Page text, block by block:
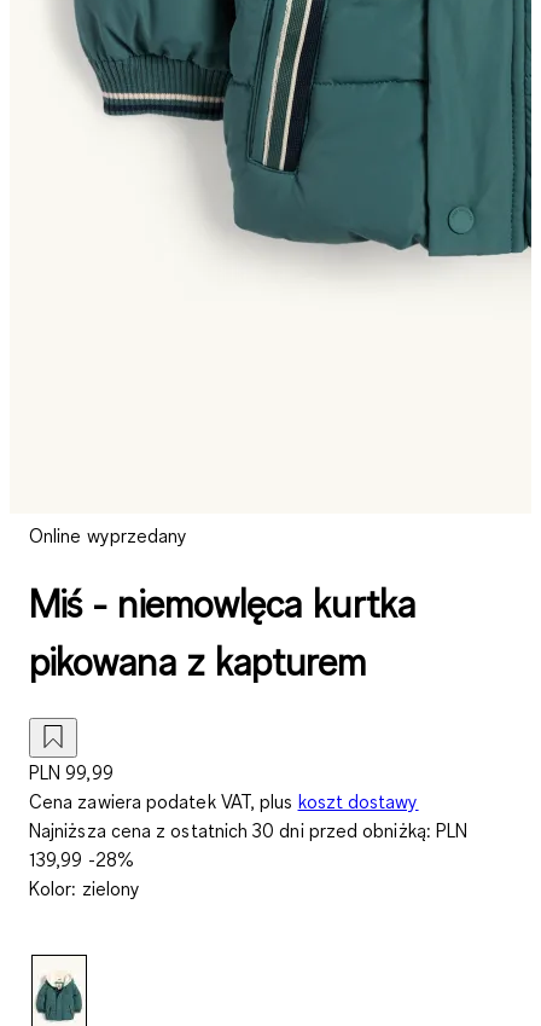
Online wyprzedany
Miś - niemowlęca kurtka
pikowana z kapturem
PLN 99,99
Cena zawiera podatek VAT, plus koszt dostawy
Najniższa cena z ostatnich 30 dni przed obniżką: PLN
139,99 -28%
Kolor: zielony